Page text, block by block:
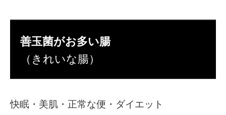
善玉菌がお多い腸
（きれいな腸）
快眠・美肌・正常な便・ダイエット